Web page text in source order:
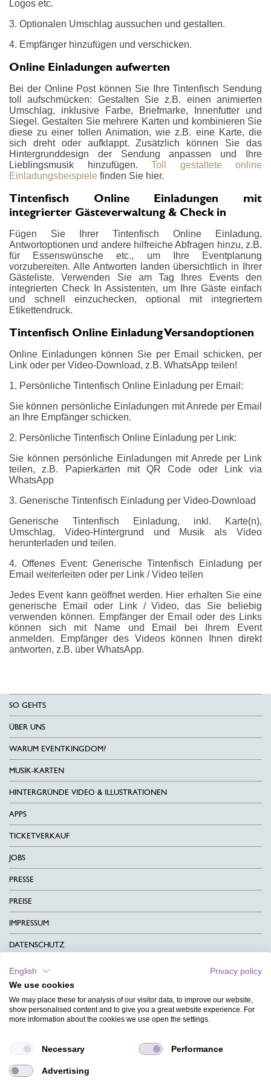
Logos etc.
3. Optionalen Umschlag aussuchen und gestalten.
4. Empfänger hinzufügen und verschicken.
Online Einladungen aufwerten
Bei der Online Post können Sie Ihre Tintenfisch Sendung
toll aufschmücken: Gestalten Sie z.B. einen animierten
Umschlag, inklusive Farbe, Briefmarke, Innenfutter und
Siegel. Gestalten Sie mehrere Karten und kombinieren Sie
diese zu einer tollen Animation, wie z.B. eine Karte, die
sich dreht oder aufklappt. Zusätzlich können Sie das
Hintergrunddesign der Sendung anpassen und Ihre
Lieblingsmusik hinzufügen. Toll gestaltete online
Einladungsbeispiele finden Sie hier.
Tintenfisch Online Einladungen mit
integrierter Gästeverwaltung & Check in
Fügen Sie Ihrer Tintenfisch Online Einladung,
Antwortoptionen und andere hilfreiche Abfragen hinzu, z.B.
für Essenswünsche etc., um Ihre Eventplanung
vorzubereiten. Alle Antworten landen übersichtlich in Ihrer
Gästeliste. Verwenden Sie am Tag Ihres Events den
integrierten Check In Assistenten, um Ihre Gäste einfach
und schnell einzuchecken, optional mit integriertem
Etikettendruck.
Tintenfisch Online Einladung Versandoptionen
Online Einladungen können Sie per Email schicken, per
Link oder per Video-Download, z.B. WhatsApp teilen!
1. Persönliche Tintenfisch Online Einladung per Email:
Sie können persönliche Einladungen mit Anrede per Email
an Ihre Empfänger schicken.
2. Persönliche Tintenfisch Online Einladung per Link:
Sie können persönliche Einladungen mit Anrede per Link
teilen, z.B. Papierkarten mit QR Code oder Link via
WhatsApp
3. Generische Tintenfisch Einladung per Video-Download
Generische Tintenfisch Einladung, inkl. Karte(n),
Umschlag, Video-Hintergrund und Musik als Video
herunterladen und teilen.
4. Offenes Event: Generische Tintenfisch Einladung per
Email weiterleiten oder per Link / Video teilen
Jedes Event kann geöffnet werden. Hier erhalten Sie eine
generische Email oder Link / Video, das Sie beliebig
verwenden können. Empfänger der Email oder des Links
können sich mit Name und Email bei Ihrem Event
anmelden. Empfänger des Videos können Ihnen direkt
antworten, z.B. über WhatsApp.
SO GEHTS
ÜBER UNS
WARUM EVENTKINGDOM?
MUSIK-KARTEN
HINTERGRÜNDE VIDEO & ILLUSTRATIONEN
APPS
TICKETVERKAUF
JOBS
PRESSE
PREISE
IMPRESSUM
DATENSCHUTZ
KONTAKT
AGB
CHARITY
MAGAZIN
HILFE
English
Privacy policy
We use cookies
We may place these for analysis of our visitor data, to improve our website,
show personalised content and to give you a great website experience. For
more information about the cookies we use open the settings.
Necessary Performance
Advertising